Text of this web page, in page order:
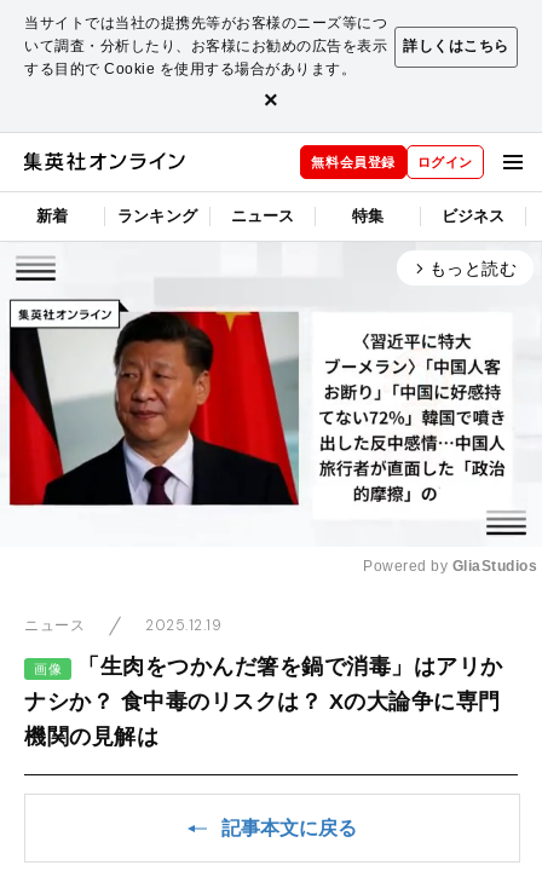
当サイトでは当社の提携先等がお客様のニーズ等につ
いて調査・分析したり、お客様にお勧めの広告を表示
する目的で Cookie を使用する場合があります。
詳しくはこちら
×
無料会員登録 ログイン
新着 ランキング ニュース 特集 ビジネス
arrow_forward_ios もっと読む
Powered by GliaStudios
ニュース 2025.12.19
画像
「生肉をつかんだ箸を鍋で消毒」はアリか
ナシか？ 食中毒のリスクは？ Xの大論争に専門
機関の見解は
記事本文に戻る